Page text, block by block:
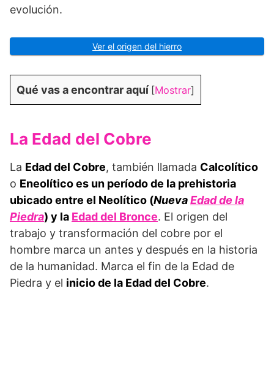
evolución.
Ver el origen del hierro
Qué vas a encontrar aquí [Mostrar]
La Edad del Cobre
La Edad del Cobre, también llamada Calcolítico
o Eneolítico es un período de la prehistoria
ubicado entre el Neolítico (NuevaEdad de la
Piedra) y la Edad del Bronce. El origen del
trabajo y transformación del cobre por el
hombre marca un antes y después en la historia
de la humanidad. Marca el fin de la Edad de
Piedra y el inicio de la Edad del Cobre.